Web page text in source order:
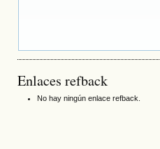
Enlaces refback
No hay ningún enlace refback.